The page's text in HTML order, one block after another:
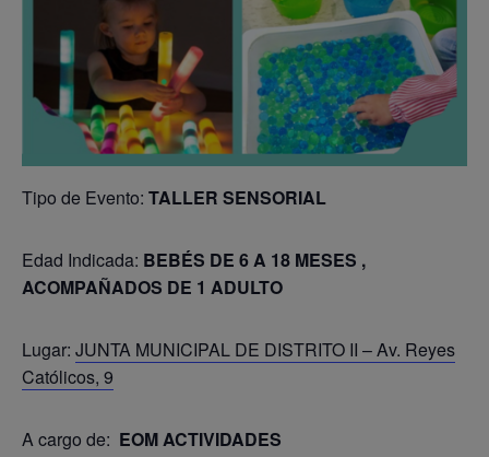
Tipo de Evento: TALLER SENSORIAL
Edad Indicada: BEBÉS DE 6 A 18 MESES ,
ACOMPAÑADOS DE 1 ADULTO
Lugar: JUNTA MUNICIPAL DE DISTRITO II – Av. Reyes
Católicos, 9
A cargo de: EOM ACTIVIDADES